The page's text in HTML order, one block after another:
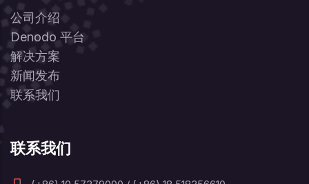
公司介绍
Denodo 平台
解决方案
新闻发布
联系我们
联系我们